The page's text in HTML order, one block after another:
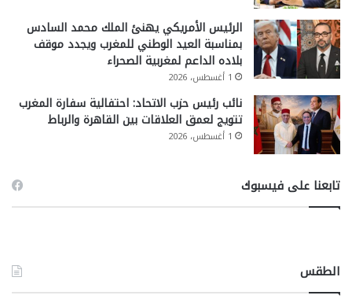
الرئيس الأمريكي يهنئ الملك محمد السادس
بمناسبة العيد الوطني للمغرب ويجدد موقف
بلاده الداعم لمغربية الصحراء
1 أغسطس، 2026
نائب رئيس حزب الاتحاد: احتفالية سفارة المغرب
تتويج لعمق العلاقات بين القاهرة والرباط
1 أغسطس، 2026
تابعنا على فيسبوك
الطقس